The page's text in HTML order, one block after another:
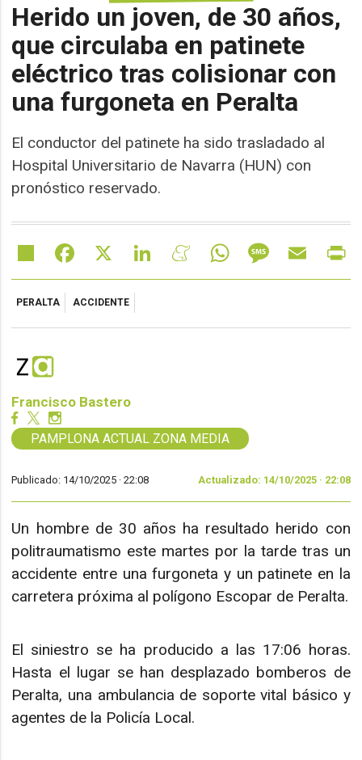
Herido un joven, de 30 años,
que circulaba en patinete
eléctrico tras colisionar con
una furgoneta en Peralta
El conductor del patinete ha sido trasladado al
Hospital Universitario de Navarra (HUN) con
pronóstico reservado.
Share Facebook LinkedIn MeneameWhatsAppMessageEmail
PERALTA ACCIDENTE
Francisco Bastero
PAMPLONA ACTUAL ZONA MEDIA
Publicado: 14/10/2025 ·22:08 Actualizado: 14/10/2025 · 22:08
Un hombre de 30 años ha resultado herido con
politraumatismo este martes por la tarde tras un
accidente entre una furgoneta y un patinete en la
carretera próxima al polígono Escopar de Peralta.
El siniestro se ha producido a las 17:06 horas.
Hasta el lugar se han desplazado bomberos de
Peralta, una ambulancia de soporte vital básico y
agentes de la Policía Local.